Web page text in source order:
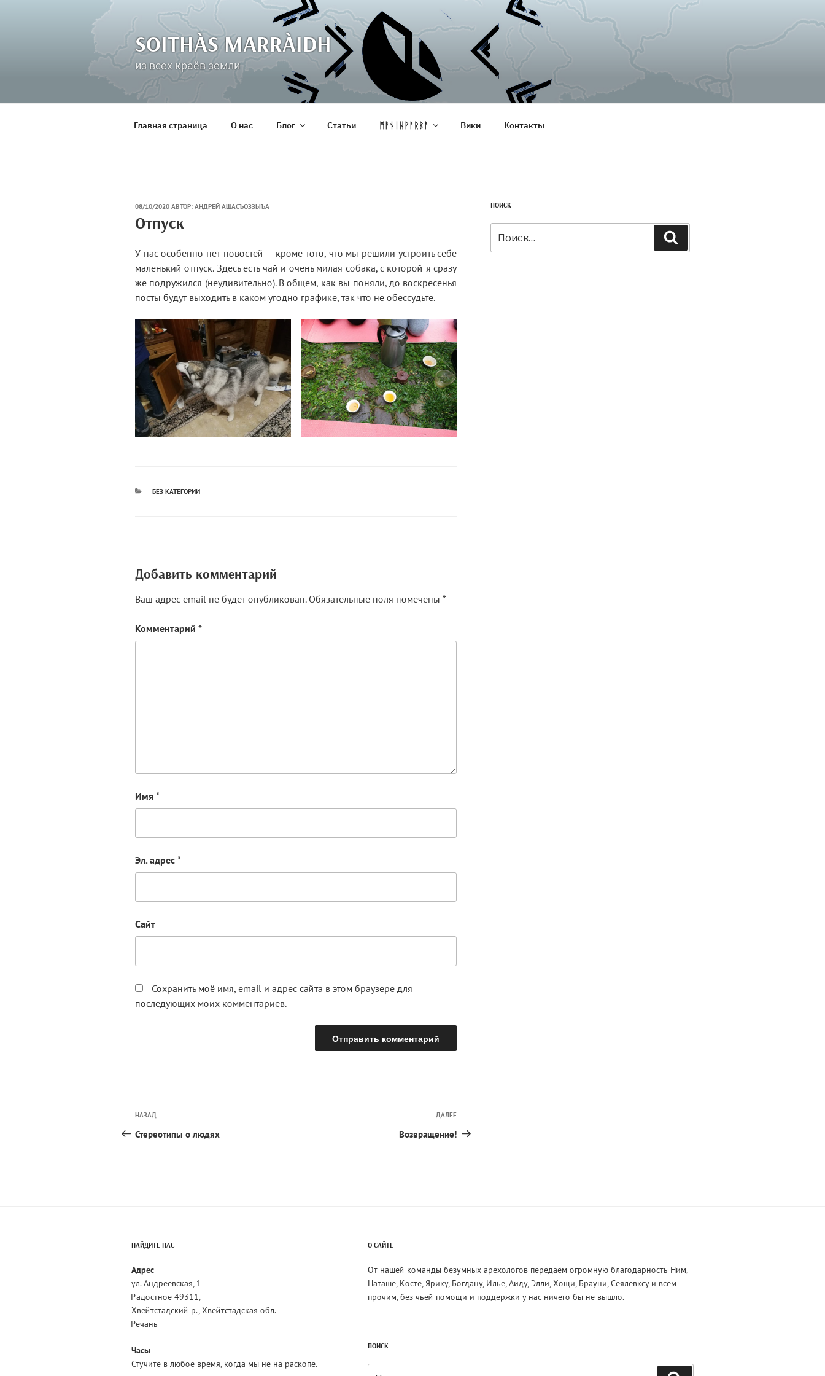
SOITHÀS MARRÀIDH
из всех краёв земли
Главная страница О нас Блог Статьи ᛗᚨᚾᛁᚺᚹᚨᚱᛒᚨ Вики Контакты
ОПУБЛИКОВАНО
08/10/2020 АВТОР: АНДРЕЙ АШАСЪОЗЗЫЪА
Отпуск
У нас особенно нет новостей — кроме того, что мы решили устроить себе
маленький отпуск. Здесь есть чай и очень милая собака, с которой я сразу
же подружился (неудивительно). В общем, как вы поняли, до воскресенья
посты будут выходить в каком угодно графике, так что не обессудьте.
РУБРИКИ
БЕЗ КАТЕГОРИИ
Добавить комментарий
Ваш адрес email не будет опубликован. Обязательные поля помечены *
Комментарий *
Имя *
Эл. адрес *
Сайт
Сохранить моё имя, email и адрес сайта в этом браузере для
последующих моих комментариев.
Навигация
по
Предыдущая
запись:
НАЗАД
Стереотипы о людях
Следующая
запись
ДАЛЕЕ
Возвращение!
ПОИСК
НАЙДИТЕ НАС
Адрес
ул. Андреевская, 1
Радостное 49311,
Хвейтстадский р., Хвейтстадская обл.
Речань
Часы
Стучите в любое время, когда мы не на раскопе.
О САЙТЕ
От нашей команды безумных арехологов передаём огромную благодарность Ним,
Наташе, Косте, Ярику, Богдану, Илье, Аиду, Элли, Хощи, Брауни, Сеялевксу и всем
прочим, без чьей помощи и поддержки у нас ничего бы не вышло.
ПОИСК